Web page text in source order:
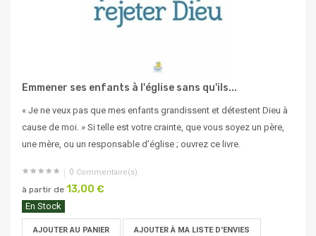
Emmener ses enfants à l'église sans qu'ils...
« Je ne veux pas que mes enfants grandissent et détestent Dieu à
cause de moi. » Si telle est votre crainte, que vous soyez un père,
une mère, ou un responsable d’église ; ouvrez ce livre.
0 Commentaire(s)
à partir de 13,00 €
En Stock
AJOUTER AU PANIER AJOUTER À MA LISTE D'ENVIES